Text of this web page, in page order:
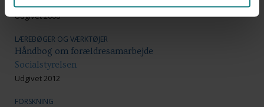
Udgivet 2008
LÆREBØGER OG VÆRKTØJER
Håndbog om forældresamarbejde
Socialstyrelsen
Udgivet 2012
FORSKNING